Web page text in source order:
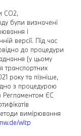
CO2,
були визначені
і
версії. Під час
до процедури
(у цьому
транспортних
року та пізніше,
з процедурою
Регламентом ЄС
вимірювання
wltp